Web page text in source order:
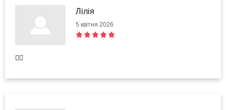
Лілія
5 квітня 2026
👍🏻